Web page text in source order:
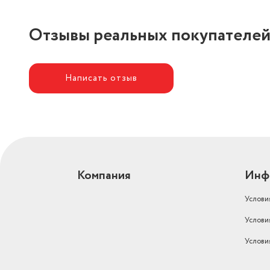
Отзывы реальных покупателей
Написать отзыв
Компания